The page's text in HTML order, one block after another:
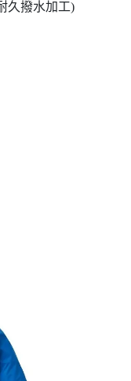
久撥水加工)